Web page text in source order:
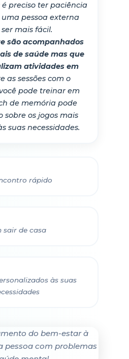
preciso ter paciência
pessoa externa
mais fácil.
são acompanhados
de saúde mas que
atividades em
as sessões com o
pode treinar em
de memória pode
sobre os jogos mais
suas necessidades.
rápido
sair de casa
às suas